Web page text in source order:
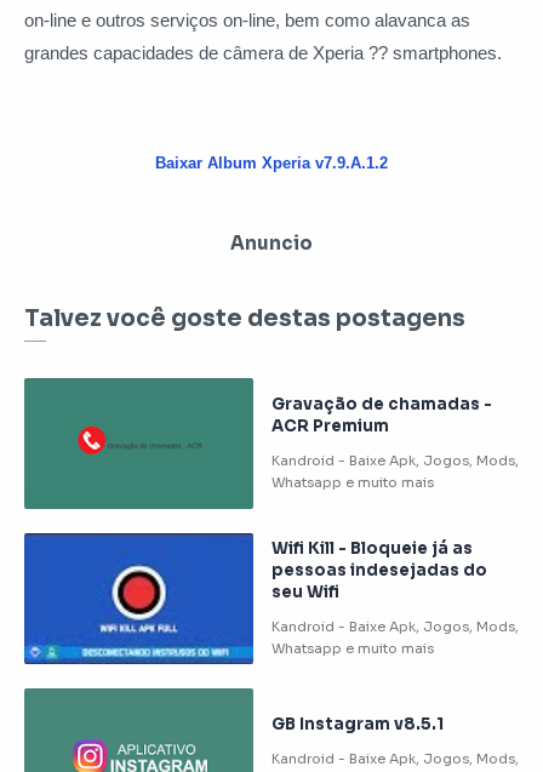
on-line e outros serviços on-line, bem como alavanca as
grandes capacidades de câmera de Xperia ?? smartphones.
Baixar Album Xperia v7.9.A.1.2
Anuncio
Talvez você goste destas postagens
Gravação de chamadas -
ACR Premium
Wifi Kill - Bloqueie já as
pessoas indesejadas do
seu Wifi
GB Instagram v8.5.1